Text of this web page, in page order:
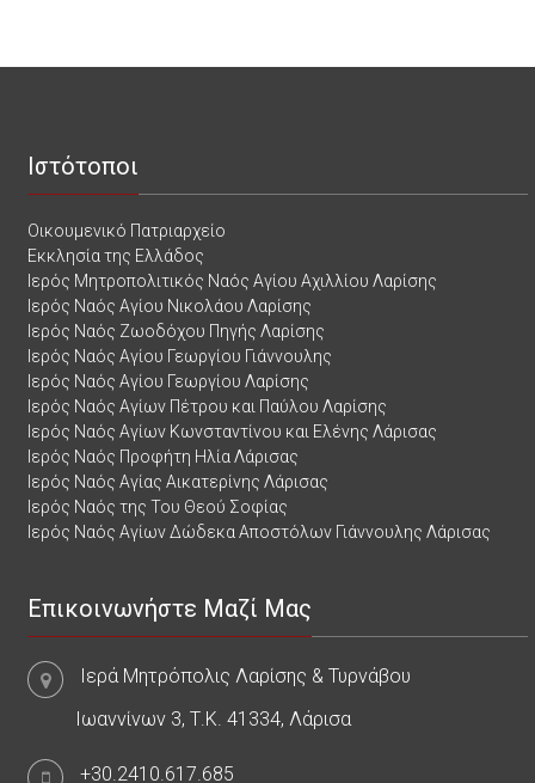
Ιστότοποι
Οικουμενικό Πατριαρχείο
Εκκλησία της Ελλάδος
Ιερός Μητροπολιτικός Ναός Αγίου Αχιλλίου Λαρίσης
Ιερός Ναός Αγίου Νικολάου Λαρίσης
Ιερός Ναός Ζωοδόχου Πηγής Λαρίσης
Ιερός Ναός Αγίου Γεωργίου Γιάννουλης
Ιερός Ναός Αγίου Γεωργίου Λαρίσης
Ιερός Ναός Αγίων Πέτρου και Παύλου Λαρίσης
Ιερός Ναός Αγίων Κωνσταντίνου και Ελένης Λάρισας
Ιερός Ναός Προφήτη Ηλία Λάρισας
Ιερός Ναός Αγίας Αικατερίνης Λάρισας
Ιερός Ναός της Του Θεού Σοφίας
Ιερός Ναός Αγίων Δώδεκα Αποστόλων Γιάννουλης Λάρισας
Επικοινωνήστε Μαζί Μας
Ιερά Μητρόπολις Λαρίσης & Τυρνάβου
Ιωαννίνων 3, Τ.Κ. 41334, Λάρισα
+30.2410.617.685